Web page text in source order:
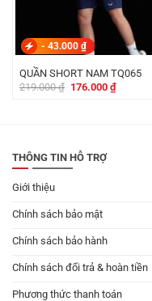
- 43.000 ₫
QUẦN SHORT NAM TQ065
219.000₫ Giá
176.000 ₫Giá
hiện
THÔNG TIN HỖ TRỢ
Giới thiệu
Chính sách bảo mật
Chính sách bảo hành
Chính sách đổi trả & hoàn tiền
Phương thức thanh toán